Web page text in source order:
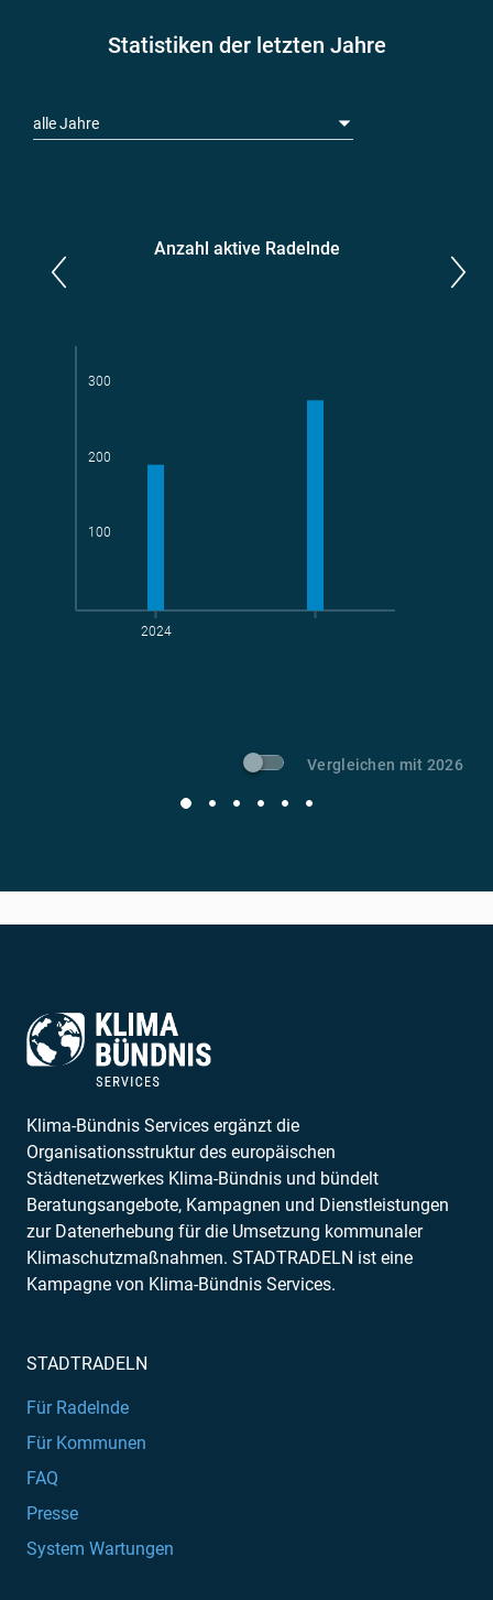
Statistiken der letzten Jahre
alle Jahre
Anzahl aktive Radelnde
2024
100
200
300
Vergleichen mit 2026
Klima-Bündnis Services ergänzt die
Organisationsstruktur des europäischen
Städtenetzwerkes Klima-Bündnis und bündelt
Beratungsangebote, Kampagnen und Dienstleistungen
zur Datenerhebung für die Umsetzung kommunaler
Klimaschutzmaßnahmen. STADTRADELN ist eine
Kampagne von Klima-Bündnis Services.
STADTRADELN
Für Radelnde
Für Kommunen
FAQ
Presse
System Wartungen